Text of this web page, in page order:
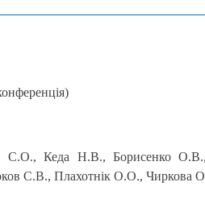
С.О., Кеда Н.В., Борисенко
С.В., Плахотнік О.О., Чиркова